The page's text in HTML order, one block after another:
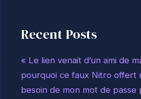
Recent Posts
« Le lien venait d’un ami de
pourquoi ce faux Nitro offert
besoin de mon mot de passe